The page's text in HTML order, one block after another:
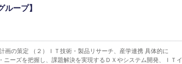
ープ】
画の策定 （２）ＩＴ技術・製品リサーチ、産学連携 具体的に
ニーズを把握し、課題解決を実現するＤＸやシステム開発、ＩＴイ